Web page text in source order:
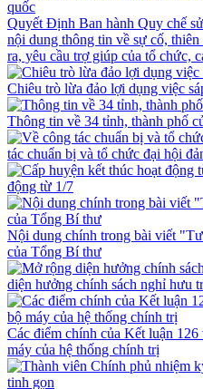
Quyết Định Ban hành Quy chế
nội dung thông tin về sự cố,
ra, yêu cầu trợ giúp của tổ chức,
Chiêu trò lừa đảo lợi dụng việc
Thông tin về 34 tỉnh, thành phố
tác chuẩn bị và tổ chức đại hội
động từ 1/7
Nội dung chính trong bài viết
của Tổng Bí thư
diện hưởng chính sách nghỉ hưu
Các điểm chính của Kết luận
máy của hệ thống chính trị